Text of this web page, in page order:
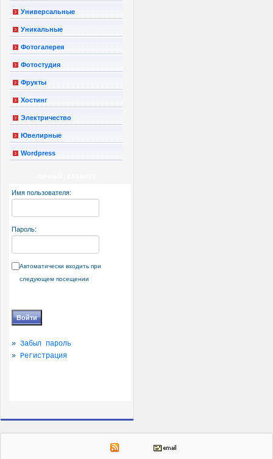
Универсальные
Уникальные
Фотогалерея
Фотостудия
Фрукты
Хостинг
Электричество
Ювелирные
Wordpress
Имя пользователя:
Пароль:
Автоматически входить при
следующем посещении
» Забыл пароль
» Регистрация